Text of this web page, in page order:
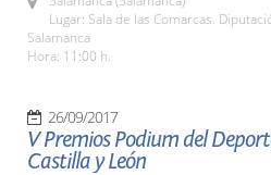
Lugar: Sala de las Comarcas.
Salamanca
Hora: 11:00 h.
26/09/2017
V Premios Podium del
Castilla y León